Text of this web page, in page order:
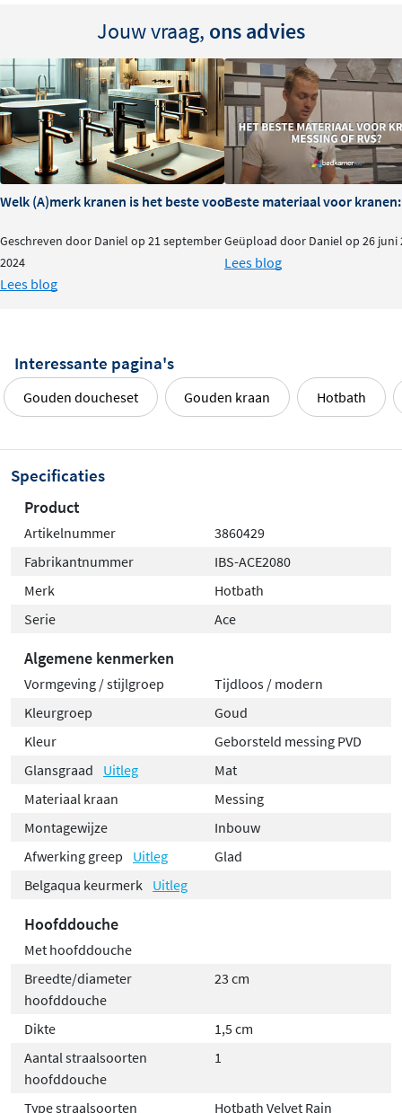
Jouw vraag, ons advies
Welk (A)merk kranen is het beste voor je badkamer?
Geschreven door Daniel op 21 september
2024
Lees blog
Beste materiaal voor kranen:
Geüpload door Daniel op 26 juni
Lees blog
Interessante pagina's
Gouden doucheset Gouden kraan Hotbath
Specificaties
Product
Artikelnummer
3860429
Fabrikantnummer
IBS-ACE2080
Merk
Hotbath
Serie
Ace
Algemene kenmerken
Vormgeving / stijlgroep
Tijdloos / modern
Kleurgroep
Goud
Kleur
Geborsteld messing PVD
Glansgraad
Uitleg
Mat
Materiaal kraan
Messing
Montagewijze
Inbouw
Afwerking greep
Uitleg
Glad
Belgaqua keurmerk
Uitleg
Hoofddouche
Met hoofddouche
Breedte/diameter
hoofddouche
23 cm
Dikte
1,5 cm
Aantal straalsoorten
hoofddouche
1
Type straalsoorten Hotbath Velvet Rain